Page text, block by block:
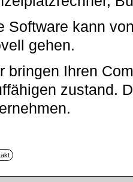
Software kann
gehen.
bringen Ihren
zustand.